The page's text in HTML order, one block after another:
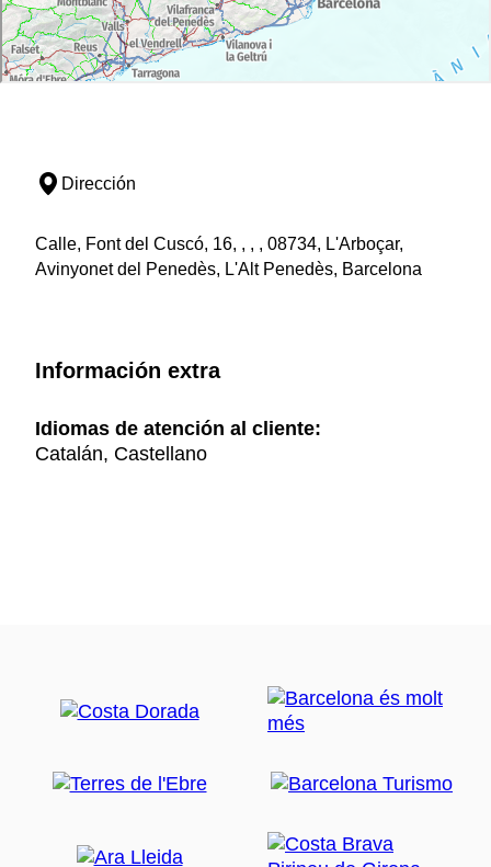
Dirección
Calle, Font del Cuscó, 16, , , , 08734, L'Arboçar,
Avinyonet del Penedès, L'Alt Penedès, Barcelona
Información extra
Idiomas de atención al cliente:
Catalán, Castellano